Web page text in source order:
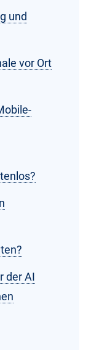
und
vor Ort
der AI